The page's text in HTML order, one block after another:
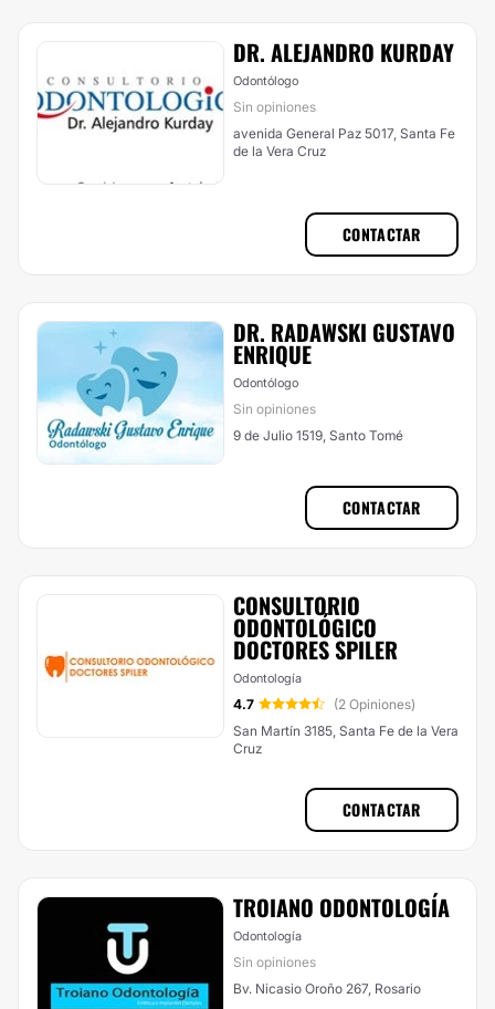
DR. ALEJANDRO KURDAY
Odontólogo
Sin opiniones
avenida General Paz 5017, Santa Fe
de la Vera Cruz
CONTACTAR
DR. RADAWSKI GUSTAVO
ENRIQUE
Odontólogo
Sin opiniones
9 de Julio 1519, Santo Tomé
CONTACTAR
CONSULTORIO
ODONTOLÓGICO
DOCTORES SPILER
Odontología
4.7
(2 Opiniones)
San Martín 3185, Santa Fe de la Vera
Cruz
CONTACTAR
TROIANO ODONTOLOGÍA
Odontología
Sin opiniones
Bv. Nicasio Oroño 267, Rosario